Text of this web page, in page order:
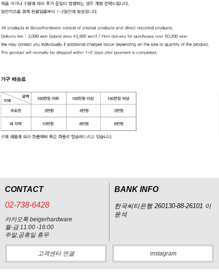
CONTACT
02-738-6428
카카오톡 beigerhardware
월-금 11:00 -16:00
주말,공휴일 휴무
BANK INFO
한국씨티은행 260130-88-26101 이
윤석
고객센터 연결 instagram